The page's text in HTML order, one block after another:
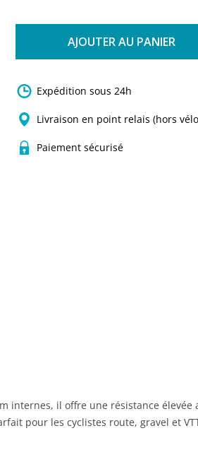
AJOUTER AU PANIER
Expédition sous 24h
Livraison en point relais (hors
Paiement sécurisé
internes, il offre une résistance élevée
pour les cyclistes route, gravel et